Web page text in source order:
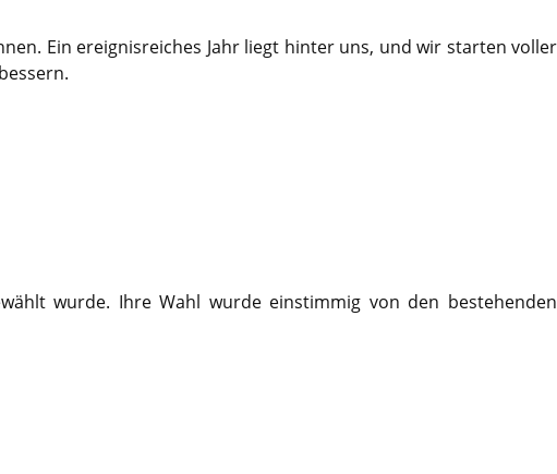
Ein ereignisreiches Jahr liegt hinter uns, und wir starten voller
wurde. Ihre Wahl wurde einstimmig von den bestehenden